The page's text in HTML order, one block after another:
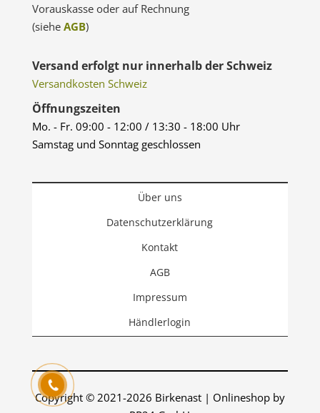
Vorauskasse oder auf Rechnung
(siehe AGB)
Versand erfolgt nur innerhalb der Schweiz
Versandkosten Schweiz
Öffnungszeiten
Mo. - Fr. 09:00 - 12:00 / 13:30 - 18:00 Uhr
Samstag und Sonntag geschlossen
Über uns
Datenschutzerklärung
Kontakt
AGB
Impressum
Händlerlogin
Copyright © 2021-2026 Birkenast | Onlineshop by